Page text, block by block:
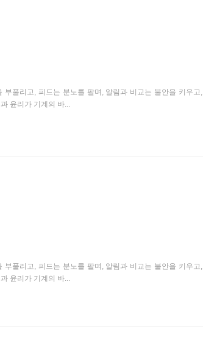
풀리고, 피드는 분노를 팔며, 알림과 비교는 불안을 키우고,
윤리가 기계의 바...
풀리고, 피드는 분노를 팔며, 알림과 비교는 불안을 키우고,
윤리가 기계의 바...